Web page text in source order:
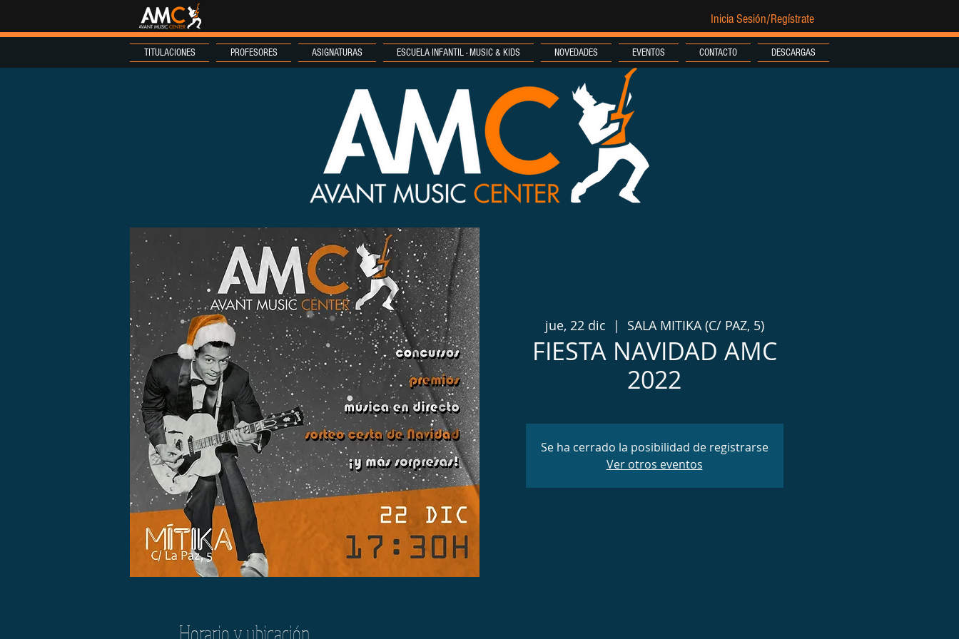
Inicia Sesión/Regístrate
jue, 22 dic
  |
SALA MITIKA (C/ PAZ, 5)
FIESTA NAVIDAD AMC
2022
Se ha cerrado la posibilidad de registrarse
Ver otros eventos
Horario y ubicación
TITULACIONES PROFESORES ASIGNATURAS ESCUELA INFANTIL - MUSIC & KIDS NOVEDADES EVENTOS CONTACTO DESCARGAS